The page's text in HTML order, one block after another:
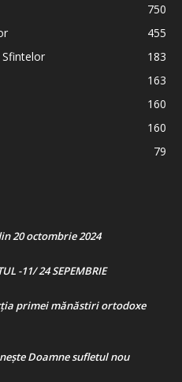
750
455
183
163
160
160
79
20 octombrie 2024
-11/ 24 SEPEMBRIE
primei mănăstiri ortodoxe
Doamne sufletul nou